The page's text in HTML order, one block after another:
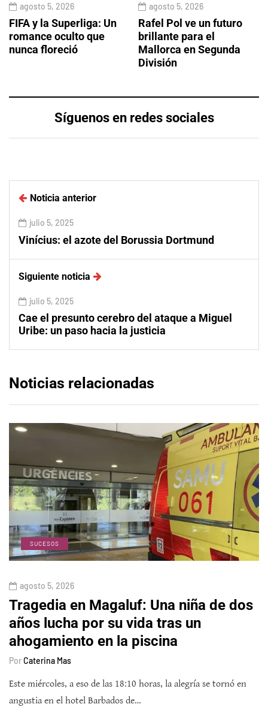
agosto 5, 2026
FIFA y la Superliga: Un
romance oculto que
nunca floreció
agosto 5, 2026
Rafel Pol ve un futuro
brillante para el
Mallorca en Segunda
División
Síguenos en redes sociales
Noticia anterior
julio 5, 2025
Vinícius: el azote del Borussia Dortmund
Siguiente noticia
julio 5, 2025
Cae el presunto cerebro del ataque a Miguel
Uribe: un paso hacia la justicia
Noticias relacionadas
SUCESOS
agosto 5, 2026
Tragedia en Magaluf: Una niña de dos
años lucha por su vida tras un
ahogamiento en la piscina
PorCaterina Mas
Este miércoles, a eso de las 18:10 horas, la alegría se tornó en
angustia en el hotel Barbados de…